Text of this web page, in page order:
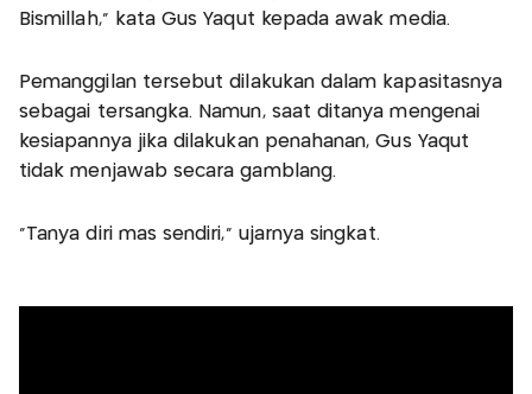
Bismillah," kata Gus Yaqut kepada awak media.
Pemanggilan tersebut dilakukan dalam kapasitasnya
sebagai tersangka. Namun, saat ditanya mengenai
kesiapannya jika dilakukan penahanan, Gus Yaqut
tidak menjawab secara gamblang.
"Tanya diri mas sendiri," ujarnya singkat.